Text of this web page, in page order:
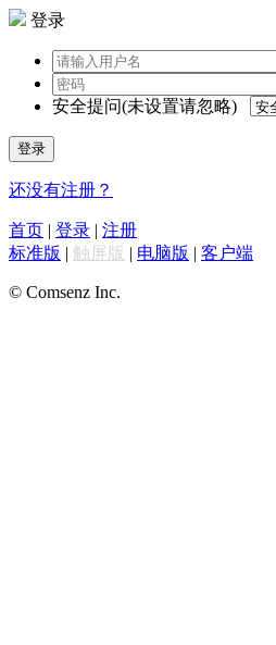
登录
安全提问(未设置请忽略)
登录
还没有注册？
首页 | 登录 | 注册
标准版 | 触屏版 | 电脑版 | 客户端
© Comsenz Inc.